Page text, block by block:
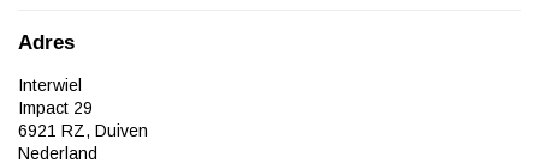
Adres
Interwiel
Impact 29
6921 RZ, Duiven
Nederland